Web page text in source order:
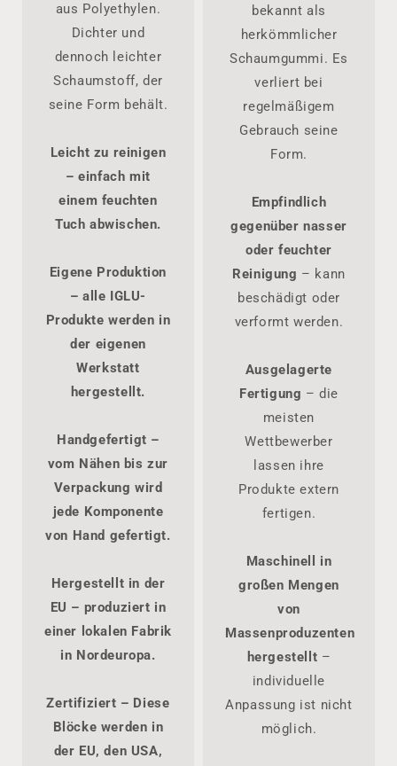
aus Polyethylen.
Dichter und
dennoch leichter
Schaumstoff, der
seine Form behält.
Leicht zu reinigen
– einfach mit
einem feuchten
Tuch abwischen.
Eigene Produktion
– alle IGLU-
Produkte werden in
der eigenen
Werkstatt
hergestellt.
Handgefertigt –
vom Nähen bis zur
Verpackung wird
jede Komponente
von Hand gefertigt.
Hergestellt in der
EU – produziert in
einer lokalen Fabrik
in Nordeuropa.
Zertifiziert – Diese
Blöcke werden in
der EU, den USA,
bekannt als
herkömmlicher
Schaumgummi. Es
verliert bei
regelmäßigem
Gebrauch seine
Form.
Empfindlich
gegenüber nasser
oder feuchter
Reinigung – kann
beschädigt oder
verformt werden.
Ausgelagerte
Fertigung – die
meisten
Wettbewerber
lassen ihre
Produkte extern
fertigen.
Maschinell in
großen Mengen
von
Massenproduzenten
hergestellt –
individuelle
Anpassung ist nicht
möglich.